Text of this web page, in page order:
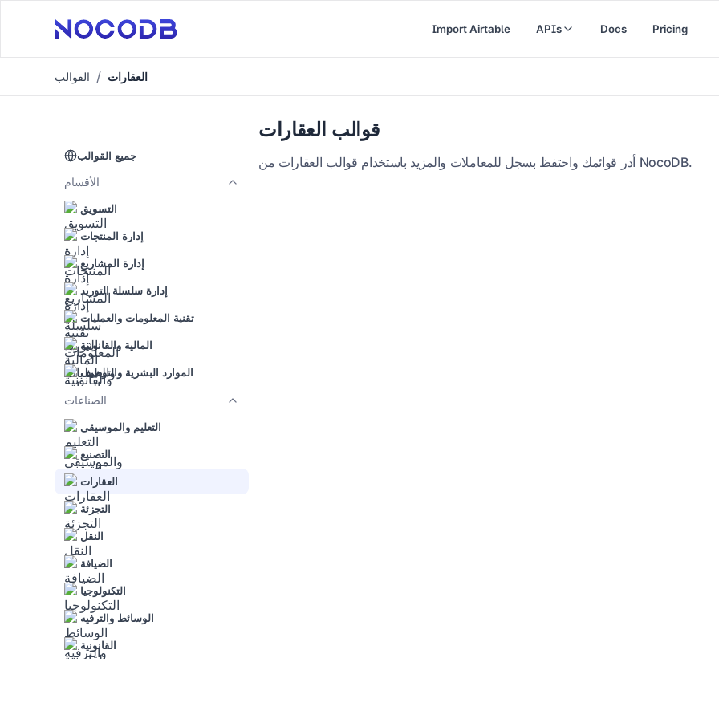
Import Airtable APIs Docs Pricing
القوالب العقارات
جميع القوالب
الأقسام
التسويق
إدارة المنتجات
إدارة المشاريع
إدارة سلسلة التوريد
تقنية المعلومات والعمليات
المالية والقانونية
الموارد البشرية والتوظيف
الصناعات
التعليم والموسيقى
التصنيع
العقارات
التجزئة
النقل
الضيافة
التكنولوجيا
الوسائط والترفيه
القانونية
قوالب العقارات
أدر قوائمك واحتفظ بسجل للمعاملات والمزيد باستخدام قوالب العقارات من NocoDB.